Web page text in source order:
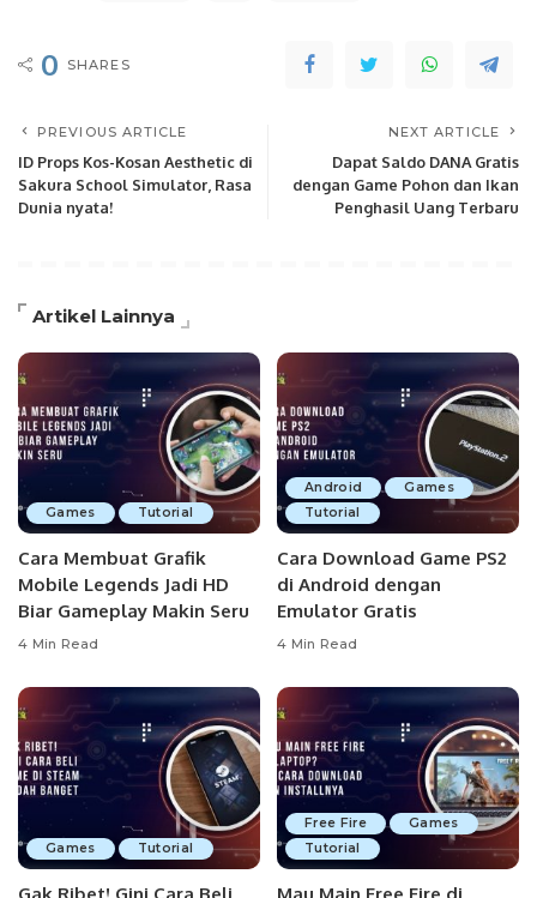
0 SHARES
PREVIOUS ARTICLE
ID Props Kos-Kosan Aesthetic di
Sakura School Simulator, Rasa
Dunia nyata!
NEXT ARTICLE
Dapat Saldo DANA Gratis
dengan Game Pohon dan Ikan
Penghasil Uang Terbaru
Artikel Lainnya
Games Tutorial
Cara Membuat Grafik
Mobile Legends Jadi HD
Biar Gameplay Makin Seru
4 Min Read
Android
Games
Tutorial
Cara Download Game PS2
di Android dengan
Emulator Gratis
4 Min Read
Games Tutorial
Gak Ribet! Gini Cara Beli
Free Fire
Games
Tutorial
Mau Main Free Fire di